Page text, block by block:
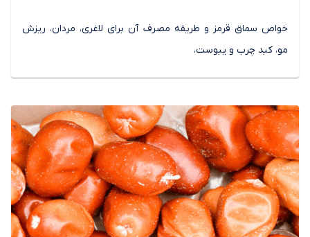
خواص سماق قرمز و طریقه مصرف آن برای لاغری، مردان، ریزش
مو، کبد چرب و یبوست،